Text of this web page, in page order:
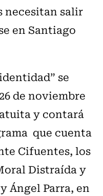
necesitan salir
en Santiago
se
de noviembre
y contará
que cuenta
Cifuentes, los
Distraída y
Ángel Parra, en